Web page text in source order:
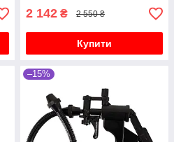
2 142 ₴ 2 550 ₴
Купити
–15%